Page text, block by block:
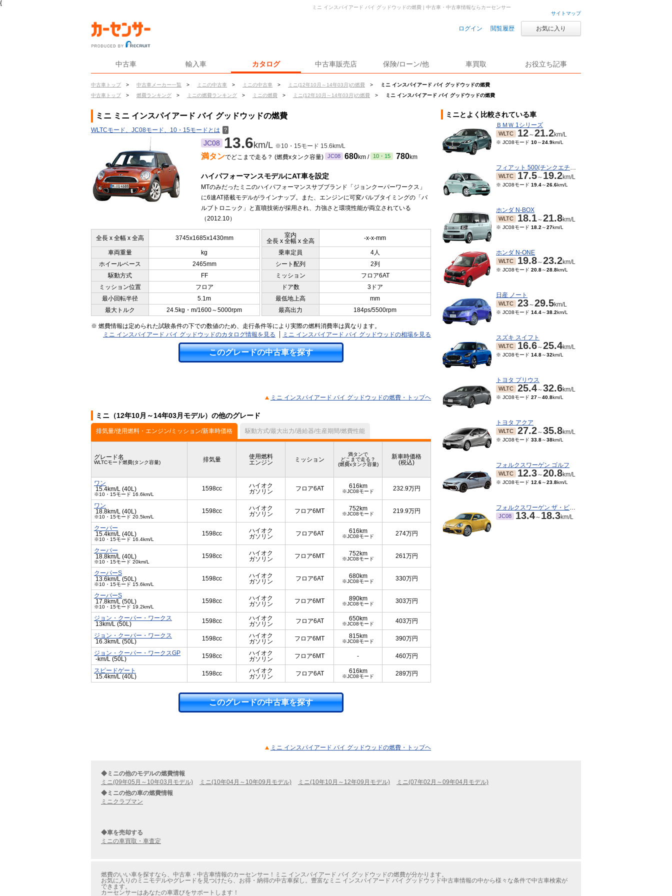
{
サイトマップ
ログイン 閲覧履歴 お気に入り
中古車 輸入車 カタログ 中古車販売店 保険/ローン/他 車買取 お役立ち記事
中古車トップ > 中古車メーカー一覧 > ミニの中古車 > ミニの中古車 > ミニ(12年10月～14年03月)の燃費 >
ミニ インスパイアード バイ グッドウッドの燃費
中古車トップ
> 燃費ランキング > ミニの燃費ランキング > ミニの燃費 > ミニ(12年10月～14年03月)の燃費 > ミニ インスパイアード バイ グッドウッドの燃費
ミニ インスパイアード バイ グッドウッドの燃費 | 中古車・中古車情報ならカーセンサー
ミニ ミニ インスパイアード バイ グッドウッドの燃費
WLTCモード、JC08モード、10・15モードとは ？
JC08 13.6km/L ※10・15モード 15.6km/L
満タンでどこまで走る？ (燃費xタンク容量) JC08 680km / 10・15 780km
ハイパフォーマンスモデルにAT車を設定
MTのみだったミニのハイパフォーマンスサブブランド「ジョンクーパーワークス」
に6速AT搭載モデルがラインナップ。また、エンジンに可変バルブタイミングの「バ
ルブトロニック」と直噴技術が採用され、力強さと環境性能が両立されている
（2012.10）
全長 x 全幅 x 全高 3745x1685x1430mm
室内
全長 x 全幅 x 全高
-x-x-mm
車両重量 kg 乗車定員
4人
ホイールベース
2465mm シート配列
2列
駆動方式
FF ミッション
フロア6AT
ミッション位置
フロア ドア数
3ドア
最小回転半径
5.1m 最低地上高
mm
最大トルク
24.5kg・m/1600～5000rpm 最高出力 184ps/5500rpm
※ 燃費情報は定められた試験条件の下での数値のため、走行条件等により実際の燃料消費率は異なります。
ミニ インスパイアード バイ グッドウッドのカタログ情報を見る
ミニ インスパイアード バイ グッドウッドの相場を見る
このグレードの中古車を探す
ミニ インスパイアード バイ グッドウッドの燃費・トップヘ
ミニ（12年10月～14年03月モデル）の他のグレード
排気量/使用燃料・エンジン/ミッション/新車時価格 駆動方式/最大出力/過給器/生産期間/燃費性能
グレード名
WLTCモード燃費(タンク容量) 排気量
使用燃料
エンジン
ミッション
満タンで
どこまで走る？
(燃費xタンク容量)
新車時価格
(税込)
ワン
15.4km/L (40L)
※10・15モード 16.6km/L
1598cc
ハイオク
ガソリン
フロア6AT 616km
※JC08モード 232.9万円
ワン
18.8km/L (40L)
※10・15モード 20.5km/L
1598cc
ハイオク
ガソリン
フロア6MT 752km
※JC08モード 219.9万円
クーパー
15.4km/L (40L)
※10・15モード 16.4km/L
1598cc
ハイオク
ガソリン
フロア6AT 616km
※JC08モード 274万円
クーパー
18.8km/L (40L)
※10・15モード 20km/L
1598cc
ハイオク
ガソリン
フロア6MT 752km
※JC08モード 261万円
クーパーS
13.6km/L (50L)
※10・15モード 15.6km/L
1598cc
ハイオク
ガソリン
フロア6AT 680km
※JC08モード 330万円
クーパーS
17.8km/L (50L)
※10・15モード 19.2km/L
1598cc
ハイオク
ガソリン
フロア6MT 890km
※JC08モード 303万円
ジョン・クーパー・ワークス
13km/L (50L)
1598cc
ハイオク
ガソリン
フロア6AT 650km
※JC08モード 403万円
ジョン・クーパー・ワークス
16.3km/L (50L)
1598cc
ハイオク
ガソリン
フロア6MT 815km
※JC08モード 390万円
ジョン・クーパー・ワークスGP
-km/L (50L)
1598cc
ハイオク
ガソリン
フロア6MT - 460万円
スピードゲート
15.4km/L (40L)
1598cc
ハイオク
ガソリン
フロア6AT 616km
※JC08モード 289万円
このグレードの中古車を探す
ミニ インスパイアード バイ グッドウッドの燃費・トップヘ
ミニとよく比較されている車
ＢＭＷ 1シリーズ
WLTC 12～21.2km/L
※ JC08モード 10～24.9km/L
フィアット 500(チンクエチェント)
WLTC 17.5～ 19.2km/L
※ JC08モード 19.4～26.6km/L
ホンダ N-BOX
WLTC 18.1～21.8km/L
※ JC08モード 18.2 ～27km/L
ホンダ N-ONE
WLTC 19.8～23.2km/L
※ JC08モード 20.8～28.8km/L
日産 ノート
WLTC 23～29.5km/L
※ JC08モード 14.4～38.2km/L
スズキ スイフト
WLTC 16.6～25.4km/L
※ JC08モード 14.8～32km/L
トヨタ プリウス
WLTC 25.4～32.6km/L
※ JC08モード 27～40.8km/L
トヨタ アクア
WLTC 27.2～35.8km/L
※ JC08モード 33.8～38km/L
フォルクスワーゲン ゴルフ
WLTC 12.3～20.8km/L
※ JC08モード 12.6～23.8km/L
フォルクスワーゲン ザ・ビートル
JC08 13.4～ 18.3km/L
◆ミニの他のモデルの燃費情報
ミニ(09年05月～10年03月モデル)
ミニ(10年04月～10年09月モデル) ミニ(10年10月～12年09月モデル)
ミニ(07年02月～09年04月モデル)
◆ミニの他の車の燃費情報
ミニクラブマン
◆車を売却する
ミニの車買取・車査定
燃費のいい車を探すなら、中古車・中古車情報のカーセンサー！ミニ インスパイアード バイ グッドウッドの燃費が分かります。
お気に入りのミニモデルやグレードを見つけたら、お得・納得の中古車探し。豊富なミニ インスパイアード バイ グッドウッド中古車情報の中から様々な条件で中古車検索が
できます。
カーセンサーはあなたの車選びをサポートします！